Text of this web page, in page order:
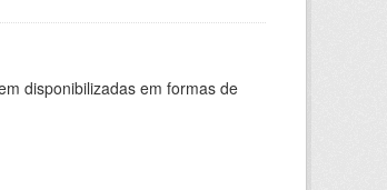
disponibilizadas em formas de